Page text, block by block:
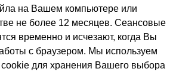
на Вашем компьютере или
не более 12 месяцев. Сеансовые
временно и исчезают, когда Вы
с браузером. Мы используем
для хранения Вашего выбора